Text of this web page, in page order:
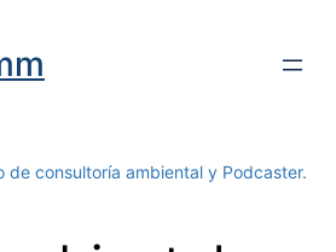
de consultoría ambiental y Podcaster.